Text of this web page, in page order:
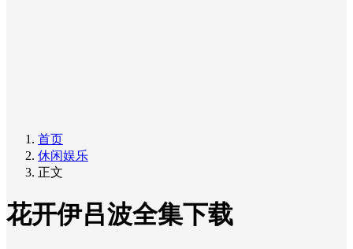
首页
休闲娱乐
正文
花开伊吕波全集下载